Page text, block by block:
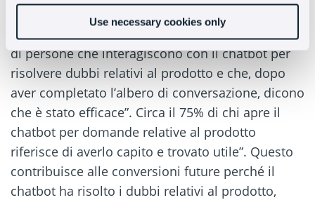
Use necessary cookies only
utile, lo reindirizziamo a un agente telefonico”,
conferma Asier. E spiega: “C’è un’alta percentuale
di persone che interagiscono con il chatbot per
risolvere dubbi relativi al prodotto e che, dopo
aver completato l’albero di conversazione, dicono
che è stato efficace”. Circa il 75% di chi apre il
chatbot per domande relative al prodotto
riferisce di averlo capito e trovato utile”. Questo
contribuisce alle conversioni future perché il
chatbot ha risolto i dubbi relativi al prodotto,